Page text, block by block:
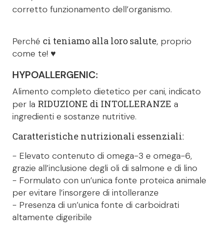
corretto funzionamento dell’organismo.
Perché ci teniamo alla loro salute, proprio
come te! ♥
HYPOALLERGENIC:
Alimento completo dietetico per cani, indicato
per la RIDUZIONE di INTOLLERANZE a
ingredienti e sostanze nutritive.
Caratteristiche nutrizionali essenziali:
- Elevato contenuto di omega-3 e omega-6,
grazie all’inclusione degli oli di salmone e di lino
- Formulato con un’unica fonte proteica animale
per evitare l’insorgere di intolleranze
- Presenza di un’unica fonte di carboidrati
altamente digeribile